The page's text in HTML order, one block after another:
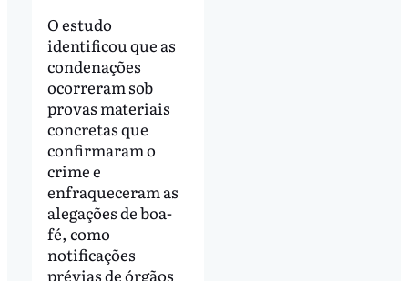
O estudo
identificou que as
condenações
ocorreram sob
provas materiais
concretas que
confirmaram o
crime e
enfraqueceram as
alegações de boa-
fé, como
notificações
prévias de órgãos